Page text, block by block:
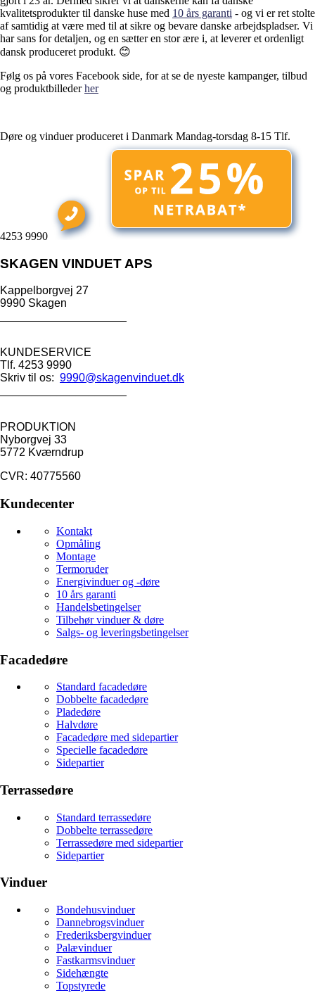
kvalitetsprodukter til danske huse med 10 års garanti - og vi er ret stolte
af samtidig at være med til at sikre og bevare danske arbejdspladser. Vi
har sans for detaljen, og en sætter en stor ære i, at leverer et ordenligt
dansk produceret produkt. 😊
Følg os på vores Facebook side, for at se de nyeste kampanger, tilbud
og produktbillederher
Døre og vinduer produceret i Danmark Mandag-torsdag 8-15 Tlf.
4253 9990
SKAGEN VINDUET APS
Kappelborgvej 27
9990 Skagen
KUNDESERVICE
Tlf. 4253 9990
Skriv til os: 9990@skagenvinduet.dk
PRODUKTION
Nyborgvej 33
5772 Kværndrup
CVR: 40775560
Kundecenter
Kontakt
Opmåling
Montage
Termoruder
Energivinduer og -døre
10 års garanti
Handelsbetingelser
Tilbehør vinduer & døre
Salgs- og leveringsbetingelser
Facadedøre
Standard facadedøre
Dobbelte facadedøre
Pladedøre
Halvdøre
Facadedøre med sidepartier
Specielle facadedøre
Sidepartier
Terrassedøre
Standard terrassedøre
Dobbelte terrassedøre
Terrassedøre med sidepartier
Sidepartier
Vinduer
Bondehusvinduer
Dannebrogsvinduer
Frederiksbergvinduer
Palævinduer
Fastkarmsvinduer
Sidehængte
Topstyrede